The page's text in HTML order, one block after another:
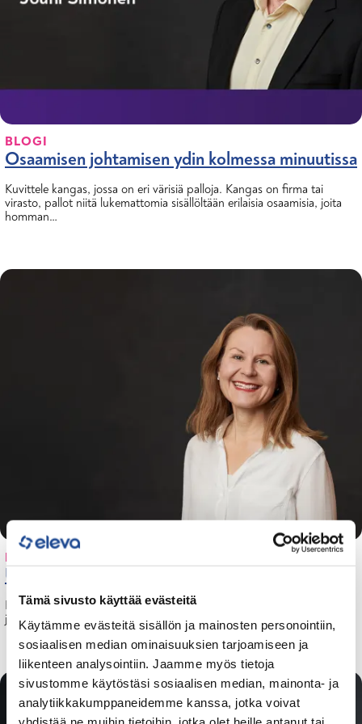
Tämä sivusto käyttää evästeitä
Käytämme evästeitä sisällön ja mainosten personointiin,
sosiaalisen median ominaisuuksien tarjoamiseen ja
liikenteen analysointiin. Jaamme myös tietoja
sivustomme käytöstäsi sosiaalisen median, mainonta- ja
analytiikkakumppaneidemme kanssa, jotka voivat
BLOGI
Osaamisen johtamisen ydin kolmessa minuutissa
Kuvittele kangas, jossa on eri värisiä palloja. Kangas on firma tai
virasto, pallot niitä lukemattomia sisällöltään erilaisia osaamisia, joita
homman…
BLOGI
Uravalmennus on sijoitus tulevaisuuteesi
Kilpailu työmarkkinoilla on kovaa. Siksi omien vahvuuksien, osaamisen
ja tavoitteiden tunnistaminen on tärkeämpää kuin koskaan.